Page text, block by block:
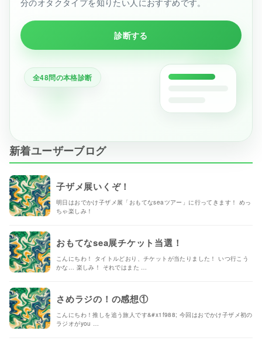
診断する
全48問の本格診断
新着ユーザーブログ
子ザメ展いくぞ！
明日はおでかけ子ザメ展「おもてなseaツアー」に行ってきます！ めっ
ちゃ楽しみ！
おもてなsea展チケット当選！
こんにちわ！ タイトルどおり、チケットが当たりました！ いつ行こう
かな… 楽しみ！ それではまた …
さめラジの！の感想①
こんにちわ！推しを追う旅人です&#x1f988; 今回はおでかけ子ザメ初の
ラジオがyou …